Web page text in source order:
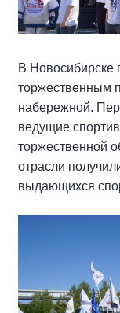
В Новосибирске
торжественным
набережной.
ведущие
торжественной
отрасли
выдающихся